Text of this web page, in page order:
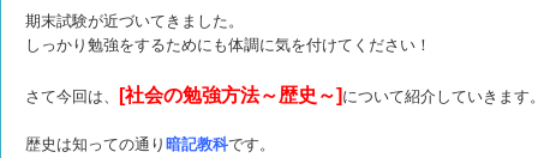
期末試験が近づいてきました。
しっかり勉強をするためにも体調に気を付けてください！
さて今回は、 [社会の勉強方法～歴史～] について紹介していきます
歴史は知っての通り 暗記教科です。